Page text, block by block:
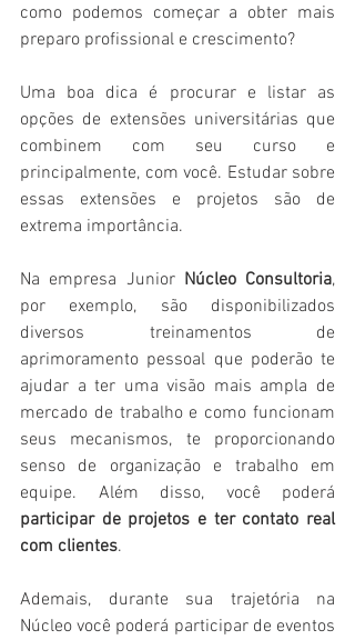
como podemos começar a obter mais
preparo profissional e crescimento?
Uma boa dica é procurar e listar as
opções de extensões universitárias que
combinem com seu curso e
principalmente, com você. Estudar sobre
essas extensões e projetos são de
extrema importância.
Na empresa Junior Núcleo Consultoria,
por exemplo, são disponibilizados
diversos treinamentos de
aprimoramento pessoal que poderão te
ajudar a ter uma visão mais ampla de
mercado de trabalho e como funcionam
seus mecanismos, te proporcionando
senso de organização e trabalho em
participar de projetos e ter contato real
com clientes.
Ademais, durante sua trajetória na
Núcleo você poderá participar de eventos